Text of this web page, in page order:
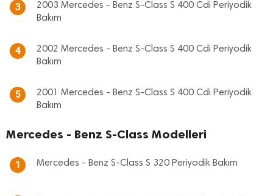
3
2003 Mercedes - Benz S-Class S 400 Cdi Periyodik
Bakım
4
2002 Mercedes - Benz S-Class S 400 Cdi Periyodik
Bakım
5
2001 Mercedes - Benz S-Class S 400 Cdi Periyodik
Bakım
Mercedes - Benz S-Class Modelleri
1 Mercedes - Benz S-Class S 320 Periyodik Bakım